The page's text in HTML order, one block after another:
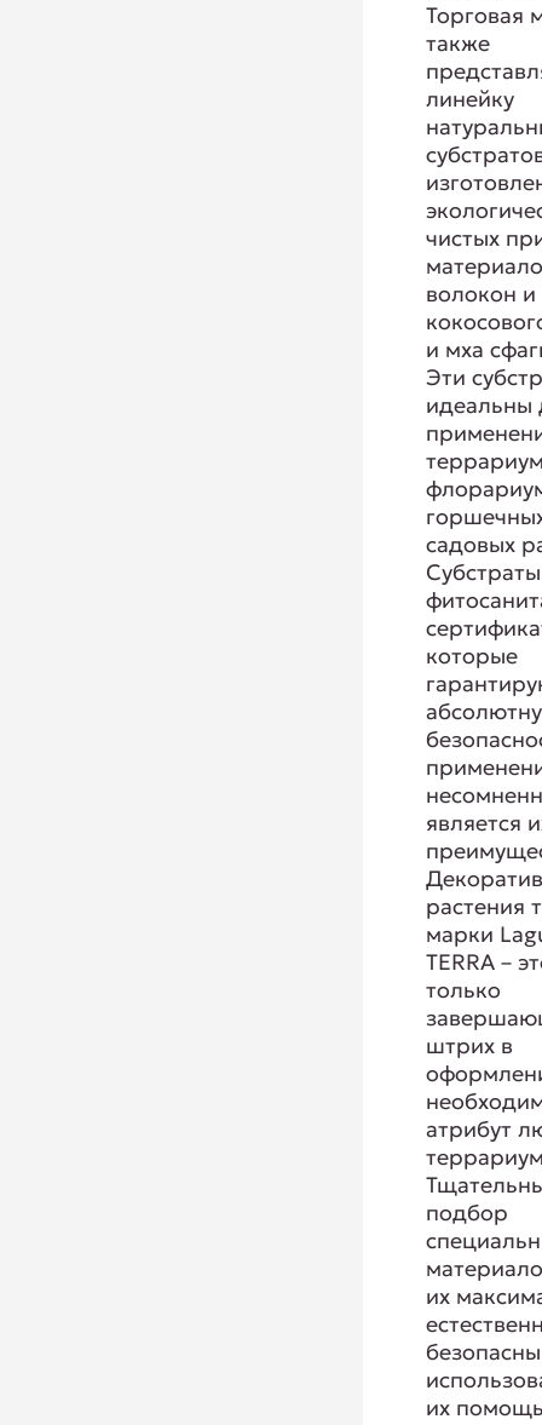
Торговая
также
линейку
чистых
волокон
и мха
Эти
идеальны
садовых
которые
является
растения
марки
TERRA –
только
штрих в
атрибут
подбор
их
их